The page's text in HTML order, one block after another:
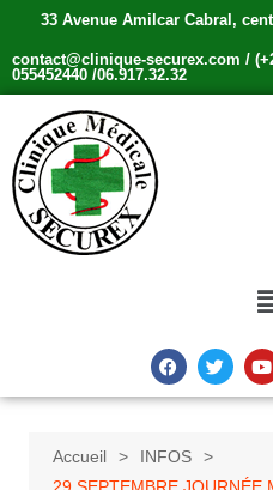
33 Avenue Amilcar Cabral,
contact@clinique-securex.com /
055452440 /06.917.32.32
Accueil
INFOS